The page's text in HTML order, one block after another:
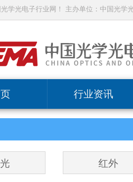
学光电子行业网！ 主办单位：中国光学
行业资讯
红外